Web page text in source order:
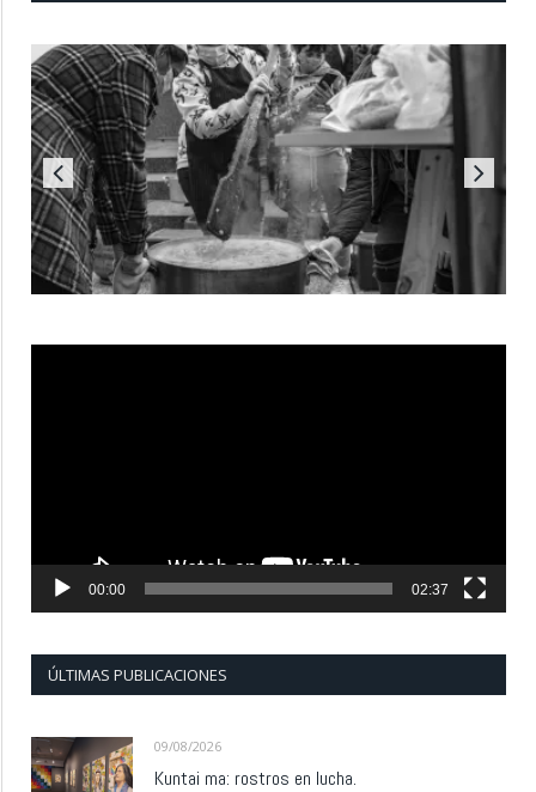
00:00 02:37
ÚLTIMAS PUBLICACIONES
09/08/2026
Kuntai ma: rostros en lucha.